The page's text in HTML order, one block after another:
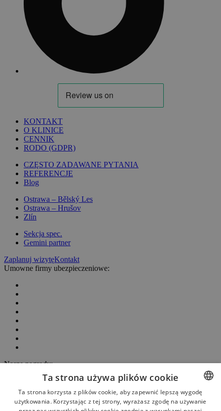
KONTAKT
O KLINICE
CENNIK
RODO (GDPR)
CZĘSTO ZADAWANE PYTANIA
REFERENCJE
Blog
Ostrawa – Bělský Les
Ostrawa – Hrušov
Zlín
Sekcja spec.
Gemini partner
Zaplanuj wizytęKontakt
Umowne firmy ubezpieczeniowe:
Nasze nagrody:
CZECH
Ta strona używa plików cookie
Ta strona korzysta z plików cookie, aby zapewnić lepszą wygodę
użytkowania. Korzystając z tej strony, wyrażasz zgodę na używanie